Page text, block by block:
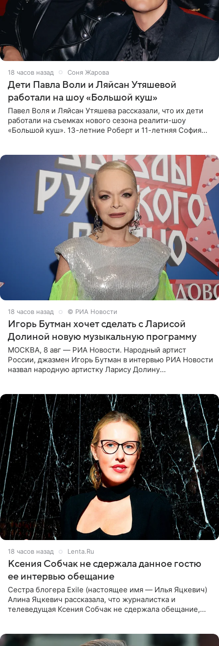
18 часов назад Соня Жарова
Дети Павла Воли и Ляйсан Утяшевой
работали на шоу «Большой куш»
Павел Воля и Ляйсан Утяшева рассказали, что их дети
работали на съемках нового сезона реалити-шоу
«Большой куш». 13-летние Роберт и 11-летняя София
18 часов назад © РИА Новости
Игорь Бутман хочет сделать с Ларисой
Долиной новую музыкальную программу
МОСКВА, 8 авг — РИА Новости. Народный артист
России, джазмен Игорь Бутман в интервью РИА Новости
назвал народную артистку Ларису Долину
18 часов назад Lenta.Ru
Ксения Собчак не сдержала данное гостю
ее интервью обещание
Сестра блогера Exile (настоящее имя — Илья Яцкевич)
Алина Яцкевич рассказала, что журналистка и
телеведущая Ксения Собчак не сдержала обещание,